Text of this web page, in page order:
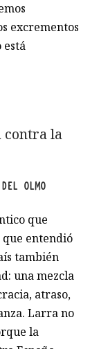
excrementos
está
la
OLMO
que
que entendió
también
una mezcla
atraso,
Larra no
la